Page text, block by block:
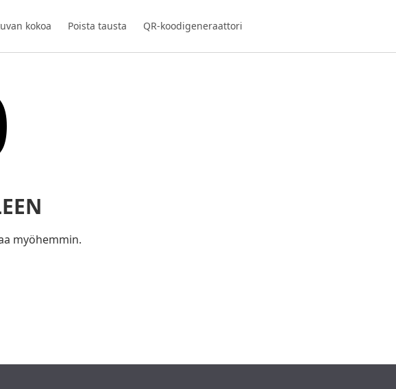
kokoa Poista tausta QR-koodigeneraattori
myöhemmin.